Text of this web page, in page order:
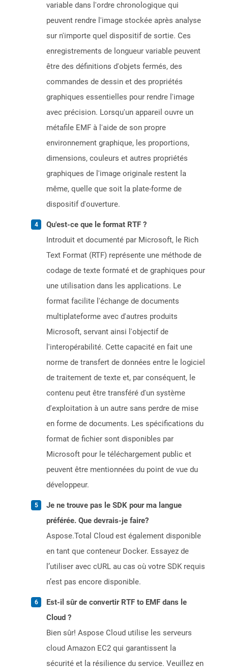
variable dans l'ordre chronologique qui
peuvent rendre l'image stockée après analyse
sur n'importe quel dispositif de sortie. Ces
enregistrements de longueur variable peuvent
être des définitions d'objets fermés, des
commandes de dessin et des propriétés
graphiques essentielles pour rendre l'image
avec précision. Lorsqu'un appareil ouvre un
métafile EMF à l'aide de son propre
environnement graphique, les proportions,
dimensions, couleurs et autres propriétés
graphiques de l'image originale restent la
même, quelle que soit la plate-forme de
dispositif d'ouverture.
Qu'est-ce que le format RTF ?
Introduit et documenté par Microsoft, le Rich
Text Format (RTF) représente une méthode de
codage de texte formaté et de graphiques pour
une utilisation dans les applications. Le
format facilite l'échange de documents
multiplateforme avec d'autres produits
Microsoft, servant ainsi l'objectif de
l'interopérabilité. Cette capacité en fait une
norme de transfert de données entre le logiciel
de traitement de texte et, par conséquent, le
contenu peut être transféré d'un système
d'exploitation à un autre sans perdre de mise
en forme de documents. Les spécifications du
format de fichier sont disponibles par
Microsoft pour le téléchargement public et
peuvent être mentionnées du point de vue du
développeur.
Je ne trouve pas le SDK pour ma langue
préférée. Que devrais-je faire?
Aspose.Total Cloud est également disponible
en tant que conteneur Docker. Essayez de
l’utiliser avec cURL au cas où votre SDK requis
n’est pas encore disponible.
Est-il sûr de convertir RTF to EMF dans le
Cloud ?
Bien sûr! Aspose Cloud utilise les serveurs
cloud Amazon EC2 qui garantissent la
sécurité et la résilience du service. Veuillez en